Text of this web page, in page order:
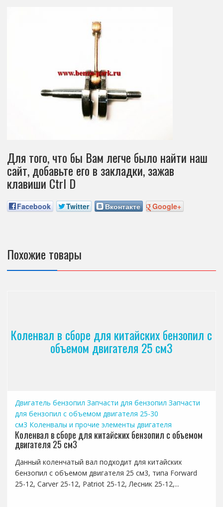
Для того, что бы Вам легче было найти наш
сайт, добавьте его в закладки, зажав
клавиши Ctrl D
Facebook Twitter Вконтакте Google+
Похожие товары
Коленвал в сборе для китайских бензопил с
объемом двигателя 25 см3
Двигатель бензопил Запчасти для бензопил Запчасти
для бензопил с объемом двигателя 25-30
см3 Коленвалы и прочие элементы двигателя
Коленвал в сборе для китайских бензопил с объемом
двигателя 25 см3
Данный коленчатый вал подходит для китайских
бензопил с объемом двигателя 25 см3, типа Forward
25-12, Carver 25-12, Patriot 25-12, Лесник 25-12,...